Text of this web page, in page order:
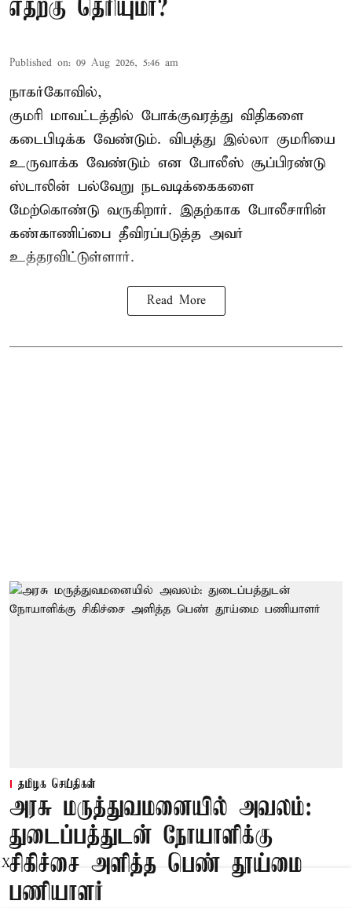
எதற்கு தெரியுமா?
Published on: 09 Aug 2026, 5:46 am
நாகர்கோவில்,
குமரி மாவட்டத்தில் போக்குவரத்து விதிகளை
கடைபிடிக்க வேண்டும். விபத்து இல்லா குமரியை
உருவாக்க வேண்டும் என போலீஸ் சூப்பிரண்டு
ஸ்டாலின் பல்வேறு நடவடிக்கைகளை
மேற்கொண்டு வருகிறார். இதற்காக போலீசாரின்
கண்காணிப்பை தீவிரப்படுத்த அவர்
உத்தரவிட்டுள்ளார்.
Read More
தமிழக செய்திகள்
அரசு மருத்துவமனையில் அவலம்:
துடைப்பத்துடன் நோயாளிக்கு
சிகிச்சை அளித்த பெண் தூய்மை
பணியாளர்
X